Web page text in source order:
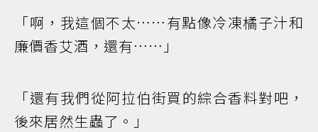
「啊，我這個不太……有點像冷凍橘子汁和
廉價香艾酒，還有……」
「還有我們從阿拉伯街買的綜合香料對吧，
後來居然生蟲了。」